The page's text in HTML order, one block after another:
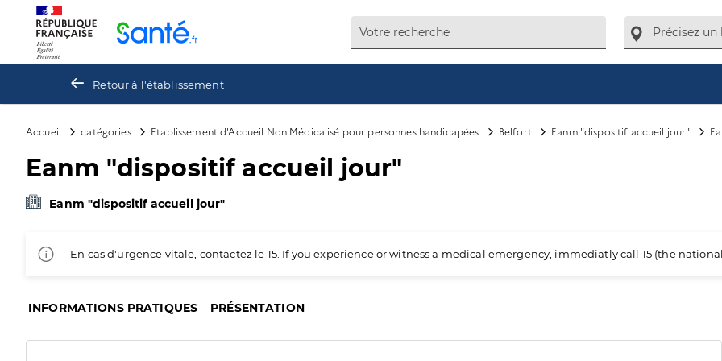
Retour à l'établissement
Accueil catégories Etablissement d'Accueil Non Médicalisé pour personnes handicapées Belfort Eanm "dispositif accueil jour"
Eanm "dispositif accueil jour"
Eanm "dispositif accueil jour"
En cas d'urgence vitale, contactez le 15. If you experience or witness a medical emergency, immediatly call 15 (the
INFORMATIONS PRATIQUES PRÉSENTATION
Panneau de gestion des cookies